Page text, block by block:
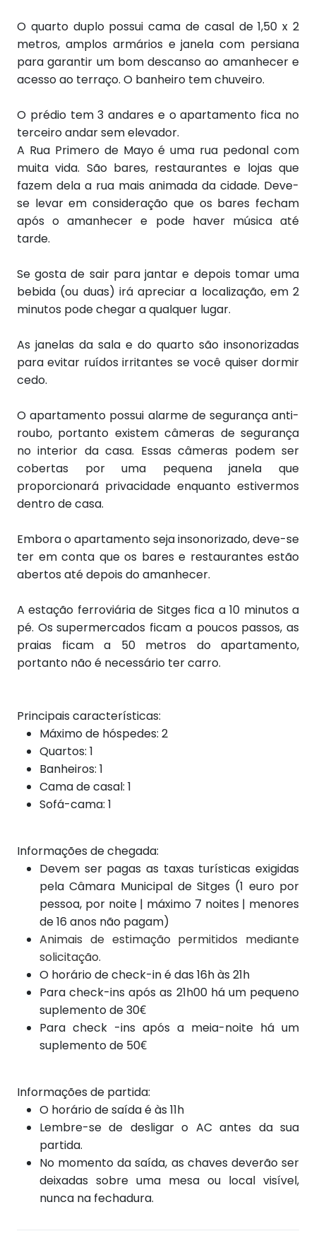
O quarto duplo possui cama de casal de 1,50 x 2
metros, amplos armários e janela com persiana
para garantir um bom descanso ao amanhecer e
acesso ao terraço. O banheiro tem chuveiro.
O prédio tem 3 andares e o apartamento fica no
terceiro andar sem elevador.
A Rua Primero de Mayo é uma rua pedonal com
muita vida. São bares, restaurantes e lojas que
fazem dela a rua mais animada da cidade. Deve-
se levar em consideração que os bares fecham
após o amanhecer e pode haver música até
tarde.
Se gosta de sair para jantar e depois tomar uma
bebida (ou duas) irá apreciar a localização, em 2
minutos pode chegar a qualquer lugar.
As janelas da sala e do quarto são insonorizadas
para evitar ruídos irritantes se você quiser dormir
cedo.
O apartamento possui alarme de segurança anti-
roubo, portanto existem câmeras de segurança
no interior da casa. Essas câmeras podem ser
cobertas por uma pequena janela que
proporcionará privacidade enquanto estivermos
dentro de casa.
Embora o apartamento seja insonorizado, deve-se
ter em conta que os bares e restaurantes estão
abertos até depois do amanhecer.
A estação ferroviária de Sitges fica a 10 minutos a
pé. Os supermercados ficam a poucos passos, as
praias ficam a 50 metros do apartamento,
portanto não é necessário ter carro.
Principais características:
Máximo de hóspedes: 2
Quartos: 1
Banheiros: 1
Cama de casal: 1
Sofá-cama: 1
Informações de chegada:
Devem ser pagas as taxas turísticas exigidas
pela Câmara Municipal de Sitges (1 euro por
pessoa, por noite | máximo 7 noites | menores
de 16 anos não pagam)
Animais de estimação permitidos mediante
solicitação.
O horário de check-in é das 16h às 21h
Para check-ins após as 21h00 há um pequeno
suplemento de 30€
Para check -ins após a meia-noite há um
suplemento de 50€
Informações de partida:
O horário de saída é às 11h
Lembre-se de desligar o AC antes da sua
partida.
No momento da saída, as chaves deverão ser
deixadas sobre uma mesa ou local visível,
nunca na fechadura.